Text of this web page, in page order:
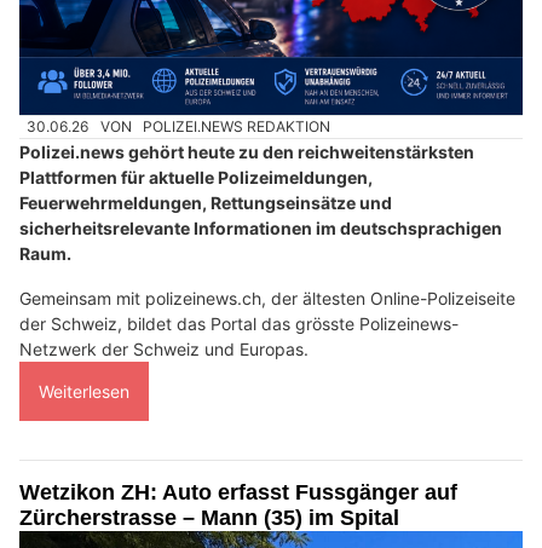
30.06.26 VON POLIZEI.NEWS REDAKTION
Polizei.news gehört heute zu den reichweitenstärksten
Plattformen für aktuelle Polizeimeldungen,
Feuerwehrmeldungen, Rettungseinsätze und
sicherheitsrelevante Informationen im deutschsprachigen
Raum.
Gemeinsam mit polizeinews.ch, der ältesten Online-Polizeiseite
der Schweiz, bildet das Portal das grösste Polizeinews-
Netzwerk der Schweiz und Europas.
Weiterlesen
Wetzikon ZH: Auto erfasst Fussgänger auf
Zürcherstrasse – Mann (35) im Spital